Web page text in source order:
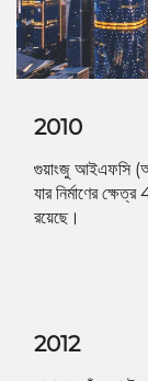
2010
গুয়াংজু আইএফসি
যার নির্মাণের
রয়েছে।
2012